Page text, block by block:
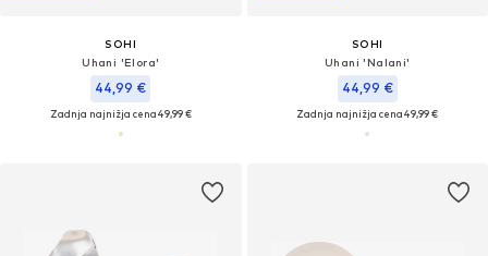
SOHI
Uhani 'Elora'
44,99 €
Zadnja najnižja cena49,99 €
SOHI
Uhani 'Nalani'
44,99 €
Zadnja najnižja cena49,99 €